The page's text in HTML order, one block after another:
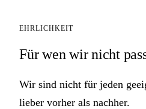
EHRLICHKEIT
Für wen wir nicht
Wir sind nicht für jeden
lieber vorher als nachher.